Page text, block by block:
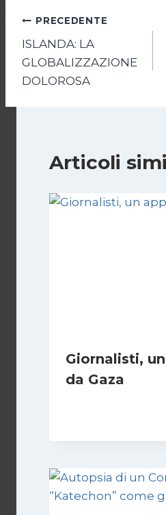
Navigazione
articoli
PRECEDENTE
ISLANDA: LA
GLOBALIZZAZIONE
DOLOROSA
Articoli
Giornalisti,
da Gaza